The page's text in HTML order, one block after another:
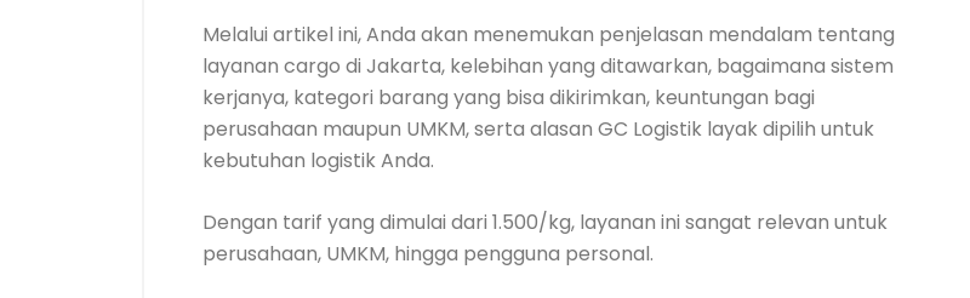
Melalui artikel ini, Anda akan menemukan penjelasan mendalam tentang
layanan cargo di Jakarta, kelebihan yang ditawarkan, bagaimana sistem
kerjanya, kategori barang yang bisa dikirimkan, keuntungan bagi
perusahaan maupun UMKM, serta alasan GC Logistik layak dipilih untuk
kebutuhan logistik Anda.
Dengan tarif yang dimulai dari 1.500/kg, layanan ini sangat relevan untuk
perusahaan, UMKM, hingga pengguna personal.